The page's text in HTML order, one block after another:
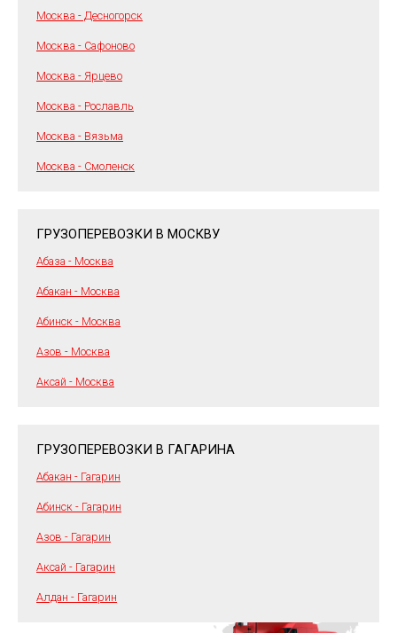
Москва - Десногорск
Москва - Сафоново
Москва - Ярцево
Москва - Рославль
Москва - Вязьма
Москва - Смоленск
ГРУЗОПЕРЕВОЗКИ В МОСКВУ
Абаза - Москва
Абакан - Москва
Абинск - Москва
Азов - Москва
Аксай - Москва
ГРУЗОПЕРЕВОЗКИ В ГАГАРИНА
Абакан - Гагарин
Абинск - Гагарин
Азов - Гагарин
Аксай - Гагарин
Алдан - Гагарин